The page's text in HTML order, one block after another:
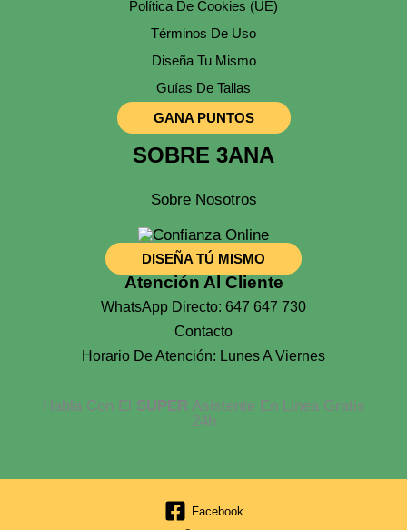
Política De Cookies (UE)
Términos De Uso
Diseña Tu Mismo
Guías De Tallas
GANA PUNTOS
SOBRE 3ANA
Sobre Nosotros
DISEÑA TÚ MISMO
Atención Al Cliente
WhatsApp Directo: 647 647 730
Contacto
Horario De Atención: Lunes A Viernes
Habla Con El SUPERAsistente En Linea Gratis
24h
Facebook